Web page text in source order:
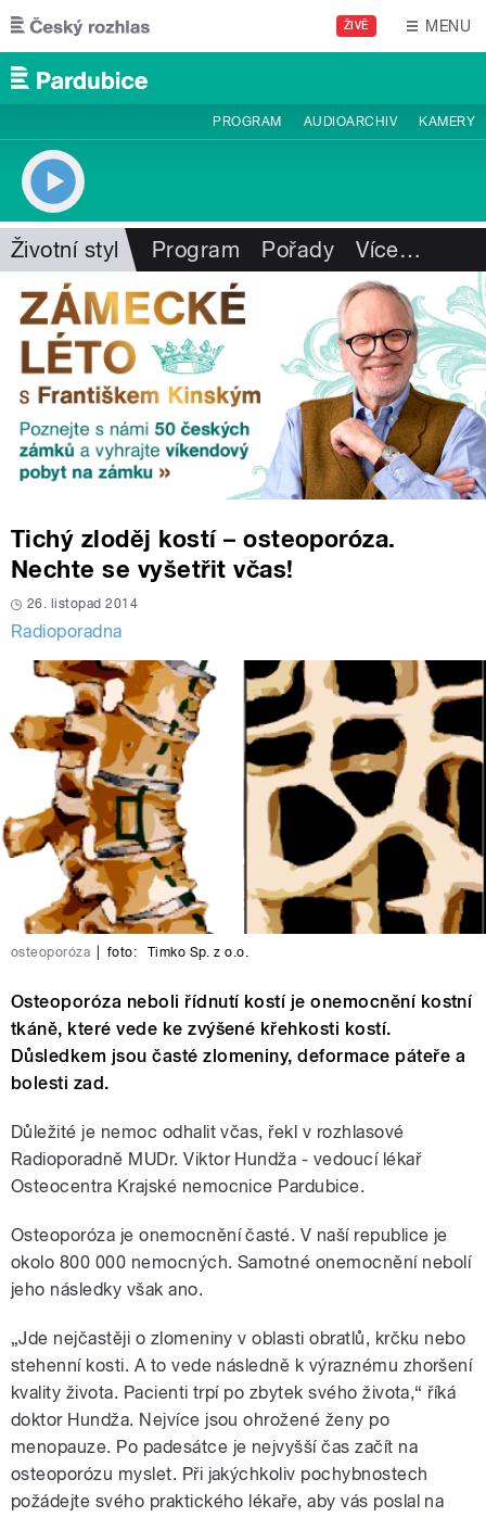
Přejít k hlavnímu obsahu
ŽIVĚ MENU
PROGRAM AUDIOARCHIV KAMERY
Životní styl Program Pořady Více…
Tichý zloděj kostí – osteoporóza.
Nechte se vyšetřit včas!
26. listopad 2014
Radioporadna
osteoporóza foto: Timko Sp. z o.o.
Osteoporóza neboli řídnutí kostí je onemocnění kostní
tkáně, které vede ke zvýšené křehkosti kostí.
Důsledkem jsou časté zlomeniny, deformace páteře a
bolesti zad.
Důležité je nemoc odhalit včas, řekl v rozhlasové
Radioporadně MUDr. Viktor Hundža - vedoucí lékař
Osteocentra Krajské nemocnice Pardubice.
Osteoporóza je onemocnění časté. V naší republice je
okolo 800 000 nemocných. Samotné onemocnění nebolí
jeho následky však ano.
„Jde nejčastěji o zlomeniny v oblasti obratlů, krčku nebo
stehenní kosti. A to vede následně k výraznému zhoršení
kvality života. Pacienti trpí po zbytek svého života,“ říká
doktor Hundža. Nejvíce jsou ohrožené ženy po
menopauze. Po padesátce je nejvyšší čas začít na
osteoporózu myslet. Při jakýchkoliv pochybnostech
požádejte svého praktického lékaře, aby vás poslal na